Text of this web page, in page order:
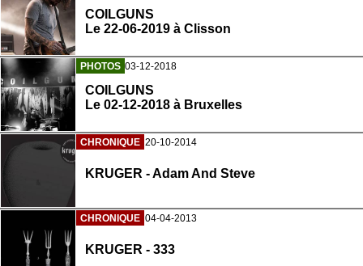
COILGUNS
Le 22-06-2019 à Clisson
PHOTOS 03-12-2018
COILGUNS
Le 02-12-2018 à Bruxelles
CHRONIQUE 20-10-2014
KRUGER - Adam And Steve
CHRONIQUE 04-04-2013
KRUGER - 333